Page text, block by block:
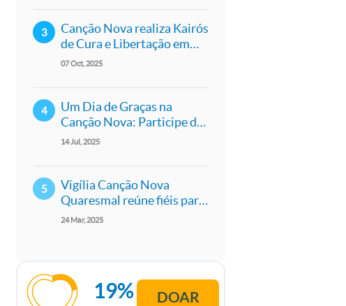
Canção Nova realiza Kairós
de Cura e Libertação em
São Paulo
07Oct 2025
Um Dia de Graças na
Canção Nova: Participe da
Caravana para a Quinta-
14Jul 2025
Vigília Canção Nova
Quaresmal reúne fiéis para
uma noite de oração e
24 Mar 2025
19% DOAR